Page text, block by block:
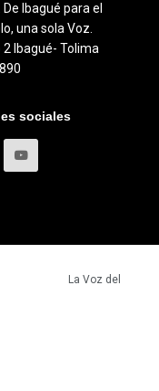
Ibagué para el
una sola Voz.
2 Ibagué- Tolima
sociales
La Voz del